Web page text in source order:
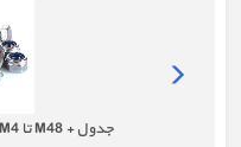
خرید پیچ آهنی DIN 933 از M4 تا M48 + جدول